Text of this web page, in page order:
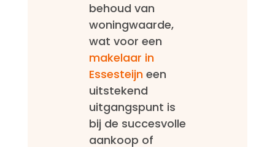
behoud van
woningwaarde,
wat voor een
makelaar in
Essesteijn een
uitstekend
uitgangspunt is
bij de succesvolle
aankoop of